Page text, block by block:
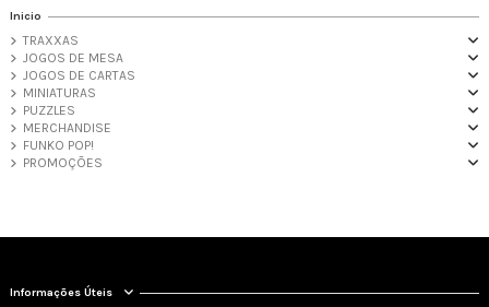
Inicio
TRAXXAS
JOGOS DE MESA
JOGOS DE CARTAS
MINIATURAS
PUZZLES
MERCHANDISE
FUNKO POP!
PROMOÇÕES
Informações Úteis